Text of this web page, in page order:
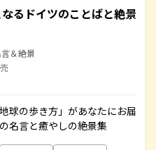
るドイツのことばと絶景
＆絶景
球の歩き方」があなたにお届
名言と癒やしの絶景集